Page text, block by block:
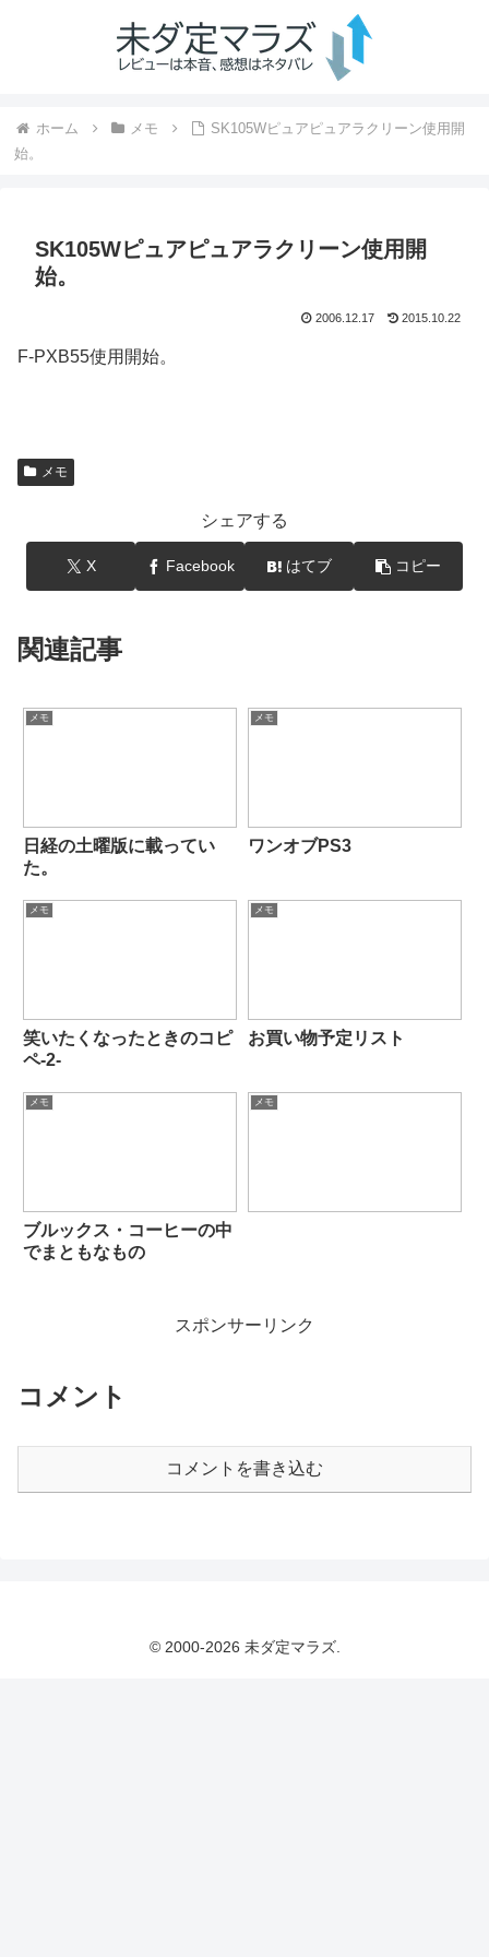
ホーム メモ
SK105Wピュアピュアラクリーン使用開
始。
SK105Wピュアピュアラクリーン使用開
始。
2006.12.17 2015.10.22
F-PXB55使用開始。
メモ
シェアする
X Facebook はてブ コピー
関連記事
メモ
日経の土曜版に載ってい
た。
メモ
ワンオブPS3
メモ
笑いたくなったときのコピ
ペ-2-
メモ
お買い物予定リスト
メモ
ブルックス・コーヒーの中
でまともなもの
メモ
スポンサーリンク
コメント
コメントを書き込む
© 2000-2026 未ダ定マラズ.